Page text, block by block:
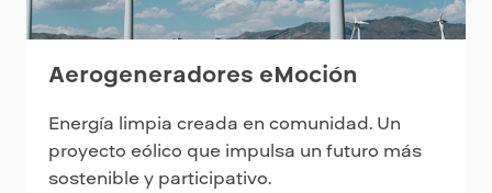
Aerogeneradores eMoción
Energía limpia creada en comunidad. Un
proyecto eólico que impulsa un futuro más
sostenible y participativo.